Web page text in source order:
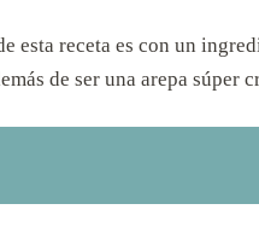
esta receta es con un
de ser una arepa súper